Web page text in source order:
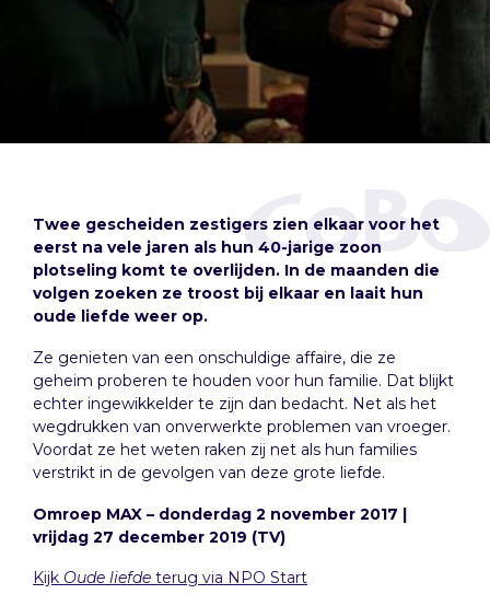
Twee gescheiden zestigers zien elkaar voor het
eerst na vele jaren als hun 40-jarige zoon
plotseling komt te overlijden. In de maanden die
volgen zoeken ze troost bij elkaar en laait hun
oude liefde weer op.
Ze genieten van een onschuldige affaire, die ze
geheim proberen te houden voor hun familie. Dat blijkt
echter ingewikkelder te zijn dan bedacht. Net als het
wegdrukken van onverwerkte problemen van vroeger.
Voordat ze het weten raken zij net als hun families
verstrikt in de gevolgen van deze grote liefde.
Omroep MAX – donderdag 2 november 2017 |
vrijdag 27 december 2019 (TV)
Kijk Oude liefde terug via NPO Start